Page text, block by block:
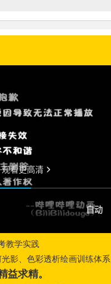
教学实践
影、色彩透析绘画训练体系
益求精。